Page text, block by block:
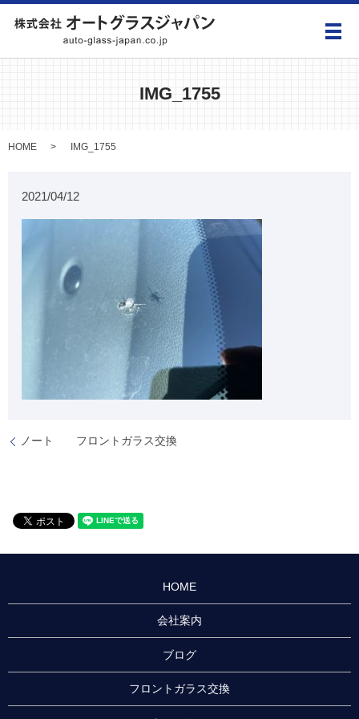
メ
IMG_1755
HOME IMG_1755
2021/04/12
ノート フロントガラス交換
HOME
会社案内
ブログ
フロントガラス交換